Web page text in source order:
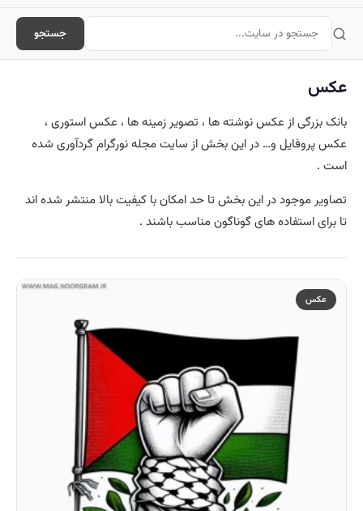
جستجو
عکس
بانک بزرگی از عکس نوشته ها ، تصویر زمینه ها ، عکس استوری ،
عکس پروفایل و… در این بخش از سایت مجله نورگرام گردآوری شده
است .
تصاویر موجود در این بخش تا حد امکان با کیفیت بالا منتشر شده اند
تا برای استفاده های گوناگون مناسب باشند .
عکس